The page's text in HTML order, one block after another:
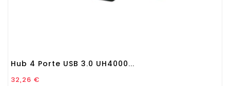
Hub 4 Porte USB 3.0 UH4000...
Prezzo
32,26 €